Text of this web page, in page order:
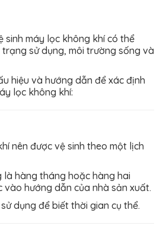
sinh máy lọc không khí có thể
sử dụng, môi trường sống và
hiệu và hướng dẫn để xác định
lọc không khí:
nên được vệ sinh theo một lịch
là hàng tháng hoặc hàng hai
hướng dẫn của nhà sản xuất.
dụng để biết thời gian cụ thể.